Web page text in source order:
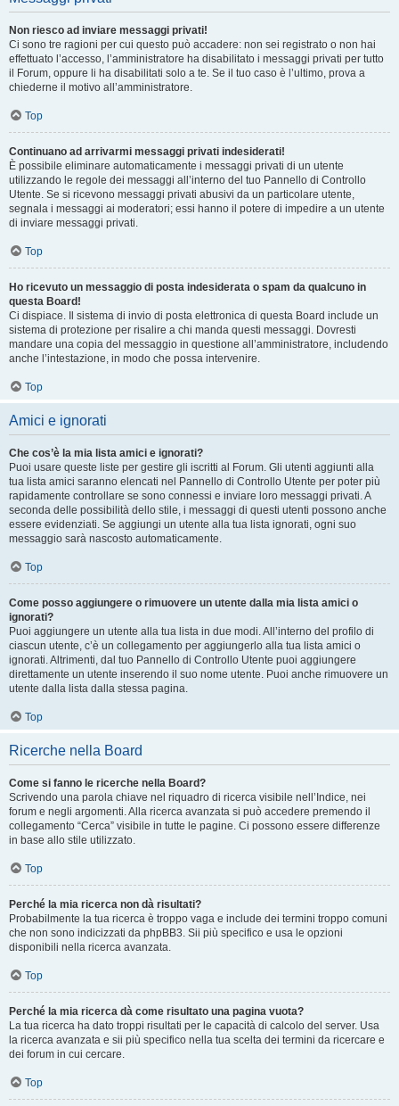
Non riesco ad inviare messaggi privati!
Ci sono tre ragioni per cui questo può accadere: non sei registrato o non hai
effettuato l’accesso, l’amministratore ha disabilitato i messaggi privati per tutto
il Forum, oppure li ha disabilitati solo a te. Se il tuo caso è l’ultimo, prova a
chiederne il motivo all’amministratore.
Top
Continuano ad arrivarmi messaggi privati indesiderati!
È possibile eliminare automaticamente i messaggi privati ​​di un utente
utilizzando le regole dei messaggi all’interno del tuo Pannello di Controllo
Utente. Se si ricevono messaggi privati ​​abusivi da un particolare utente,
segnala i messaggi ai moderatori; essi hanno il potere di impedire a un utente
di inviare messaggi privati​​.
Top
Ho ricevuto un messaggio di posta indesiderata o spam da qualcuno in
questa Board!
Ci dispiace. Il sistema di invio di posta elettronica di questa Board include un
sistema di protezione per risalire a chi manda questi messaggi. Dovresti
mandare una copia del messaggio in questione all’amministratore, includendo
anche l’intestazione, in modo che possa intervenire.
Top
Amici e ignorati
Che cos’è la mia lista amici e ignorati?
Puoi usare queste liste per gestire gli iscritti al Forum. Gli utenti aggiunti alla
tua lista amici saranno elencati nel Pannello di Controllo Utente per poter più
rapidamente controllare se sono connessi e inviare loro messaggi privati. A
seconda delle possibilità dello stile, i messaggi di questi utenti possono anche
essere evidenziati. Se aggiungi un utente alla tua lista ignorati, ogni suo
messaggio sarà nascosto automaticamente.
Top
Come posso aggiungere o rimuovere un utente dalla mia lista amici o
ignorati?
Puoi aggiungere un utente alla tua lista in due modi. All’interno del profilo di
ciascun utente, c’è un collegamento per aggiungerlo alla tua lista amici o
ignorati. Altrimenti, dal tuo Pannello di Controllo Utente puoi aggiungere
direttamente un utente inserendo il suo nome utente. Puoi anche rimuovere un
utente dalla lista dalla stessa pagina.
Top
Ricerche nella Board
Come si fanno le ricerche nella Board?
Scrivendo una parola chiave nel riquadro di ricerca visibile nell’Indice, nei
forum e negli argomenti. Alla ricerca avanzata si può accedere premendo il
collegamento “Cerca” visibile in tutte le pagine. Ci possono essere differenze
in base allo stile utilizzato.
Top
Perché la mia ricerca non dà risultati?
Probabilmente la tua ricerca è troppo vaga e include dei termini troppo comuni
che non sono indicizzati da phpBB3. Sii più specifico e usa le opzioni
disponibili nella ricerca avanzata.
Top
Perché la mia ricerca dà come risultato una pagina vuota?
La tua ricerca ha dato troppi risultati per le capacità di calcolo del server. Usa
la ricerca avanzata e sii più specifico nella tua scelta dei termini da ricercare e
dei forum in cui cercare.
Top